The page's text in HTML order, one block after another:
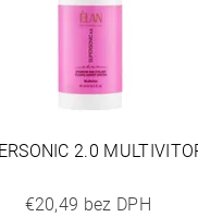
2.0
€20,49 bez DPH